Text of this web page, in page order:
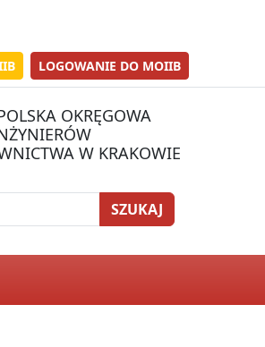
LOGOWANIE DO MOIIB
OKRĘGOWA
W KRAKOWIE
SZUKAJ